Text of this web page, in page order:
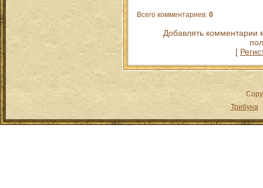
Всего комментариев: 0
Добавлять комментарии
[
Трибуна